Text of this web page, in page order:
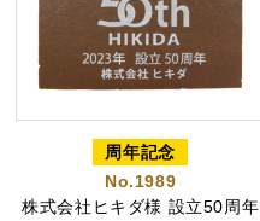
周年記念
No.1989
株式会社ヒキダ様 設立50周年